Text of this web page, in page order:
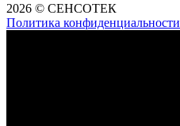
2026 © СЕНСОТЕК
Политика конфиденциальности